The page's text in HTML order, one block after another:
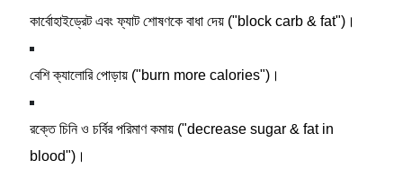
কার্বোহাইড্রেট এবং ফ্যাট শোষণকে বাধা দেয় ("block carb & fat")।
বেশি ক্যালোরি পোড়ায় ("burn more calories")।
রক্তে চিনি ও চর্বির পরিমাণ কমায় ("decrease sugar & fat in
blood")।